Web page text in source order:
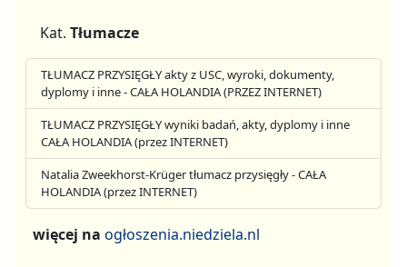
Kat. Tłumacze
TŁUMACZ PRZYSIĘGŁY akty z USC, wyroki, dokumenty,
dyplomy i inne - CAŁA HOLANDIA (PRZEZ INTERNET)
TŁUMACZ PRZYSIĘGŁY wyniki badań, akty, dyplomy i inne
CAŁA HOLANDIA (przez INTERNET)
Natalia Zweekhorst-Krüger tłumacz przysięgły - CAŁA
HOLANDIA (przez INTERNET)
więcej na ogłoszenia.niedziela.nl